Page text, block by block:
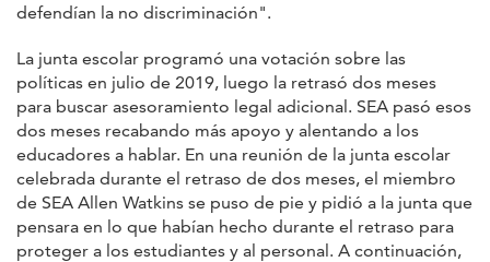
defendían la no discriminación".
La junta escolar programó una votación sobre las
políticas en julio de 2019, luego la retrasó dos meses
para buscar asesoramiento legal adicional. SEA pasó esos
dos meses recabando más apoyo y alentando a los
educadores a hablar. En una reunión de la junta escolar
celebrada durante el retraso de dos meses, el miembro
de SEA Allen Watkins se puso de pie y pidió a la junta que
pensara en lo que habían hecho durante el retraso para
proteger a los estudiantes y al personal. A continuación,